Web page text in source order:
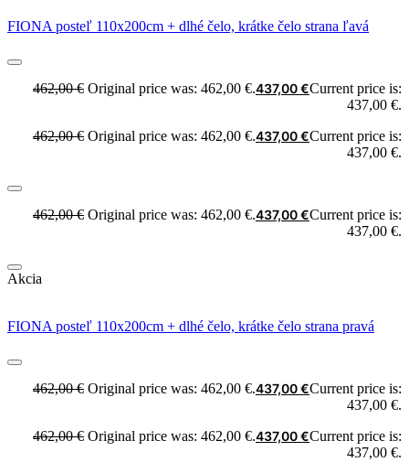
FIONA posteľ 110x200cm + dlhé čelo, krátke čelo strana ľavá
462,00€ Original price was: 462,00 €.437,00€Current price is:
437,00 €.
462,00€ Original price was: 462,00 €.437,00€Current price is:
437,00 €.
462,00€ Original price was: 462,00 €.437,00€Current price is:
437,00 €.
Akcia
FIONA posteľ 110x200cm + dlhé čelo, krátke čelo strana pravá
462,00€ Original price was: 462,00 €.437,00€Current price is:
437,00 €.
462,00€ Original price was: 462,00 €.437,00€Current price is:
437,00 €.